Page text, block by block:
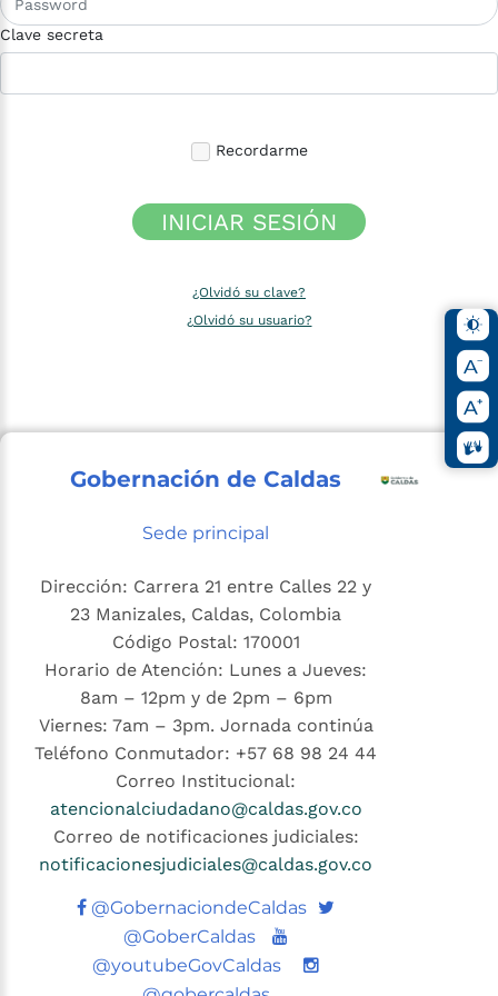
Clave secreta
Recordarme
INICIAR SESIÓN
¿Olvidó su clave?
¿Olvidó su usuario?
Gobernación de Caldas
Sede principal
Dirección: Carrera 21 entre Calles 22 y
23 Manizales, Caldas, Colombia
Código Postal: 170001
Horario de Atención: Lunes a Jueves:
8am – 12pm y de 2pm – 6pm
Viernes: 7am – 3pm. Jornada continúa
Teléfono Conmutador: +57 68 98 24 44
Correo Institucional:
atencionalciudadano@caldas.gov.co
Correo de notificaciones judiciales:
notificacionesjudiciales@caldas.gov.co
@GobernaciondeCaldas Twitter
@GoberCaldas
Youtube
@youtubeGovCaldas